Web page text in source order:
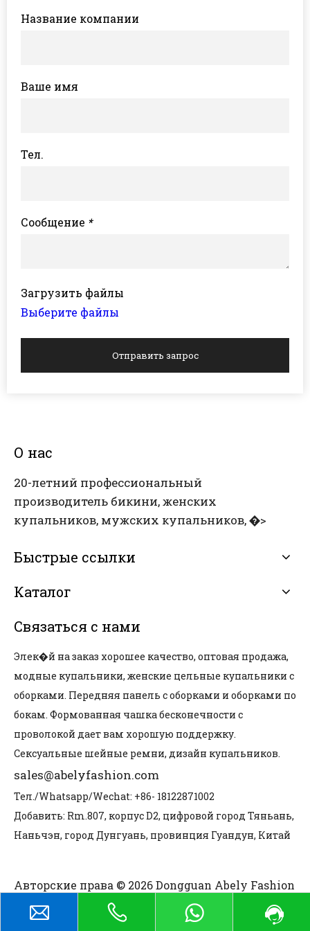
Название компании
Ваше имя
Тел.
*
Сообщение
Загрузить файлы
Выберите файлы
Отправить запрос
О нас
20-летний профессиональный
производитель бикини, женских
купальников, мужских купальников, �>
Быстрые ссылки
Каталог
Связаться с нами
Элек�й на заказ хорошее качество, оптовая продажа,
модные купальники, женские цельные купальники с
оборками. Передняя панель с оборками и оборками по
бокам. Формованная чашка бесконечности с
проволокой дает вам хорошую поддержку.
Сексуальные шейные ремни, дизайн купальников.
sales@abelyfashion.com
Тел./Whatsapp/Wechat: +86- 18122871002
Добавить: Rm.807, корпус D2, цифровой город Тяньань,
Наньчэн, город Дунгуань, провинция Гуандун, Китай
Авторские права © 2026 Dongguan Abely Fashion
Co.,Ltd. Все права защищены.
политика
конфиденциальности
Политика возврата и